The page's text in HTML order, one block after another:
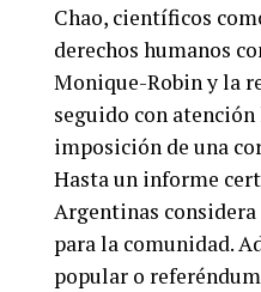
Chao, científicos
derechos humanos
Monique-Robin y la
seguido con
imposición de una
Hasta un informe
Argentinas
para la comunidad.
popular o